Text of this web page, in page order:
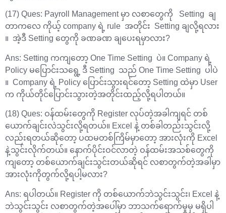
(17) Ques: Payroll Management မှာ လစာတွေကို Setting ချ
တာကလေ ကိုယ့် company ရဲ့ rule အတိုင်း Setting ချလို့ရလား
။ အဲ့ဒီ Setting တွေကို ခဏခဏ ချ‌‌ပေးရမှာလား?
Ans: Setting ကကျတော့ One Time Setting ပဲ။ Company ရဲ့
Policy မပြောင်းသရွေ့ ဒီ Setting သည် One Time Setting ပါပဲ
။ Company ရဲ့ Policy ပြောင်းသွားရင်တော့ Setting ထဲမှာ User
က ကိုယ်တိုင်ပြောင်းသွားတဲ့အတိုင်းထည့်လို့ရပါတယ်။
(18) Ques: ဝန်ထမ်းတွေကို Register လုပ်တဲ့အခါကျရင် တစ်
ယောက်ချင်းလဲသွင်းလို့ရတယ်။ Excel နဲ့ တစ်ခါတည်းသွင်းလို့
လည်းရတယ်ဆိုတော့ ပထမတစ်ကြိမ်မှာတော့ အားလုံးကို Excel
နဲ့သွင်းလိုက်တယ်။ နောက်ပိုင်းဝင်လာတဲ့ ဝန်ထမ်းအသစ်တွေကို
ကျတော့ တစ်ယောက်ချင်းသွင်းတယ်ဆိုရင် လစာတွက်တဲ့အခါမှာ
အားလုံးကိုတွက်လို့ရပါ့မလား?
Ans: ရပါတယ်။ Register ကို တစ်ယောက်ဘဲသွင်းသွင်း၊ Excel နဲ့
ဘဲသွင်းသွင်း လစာတွက်တဲ့အပေါ်မှာ ဘာသက်ရောက်မှုမှ မရှိပါ